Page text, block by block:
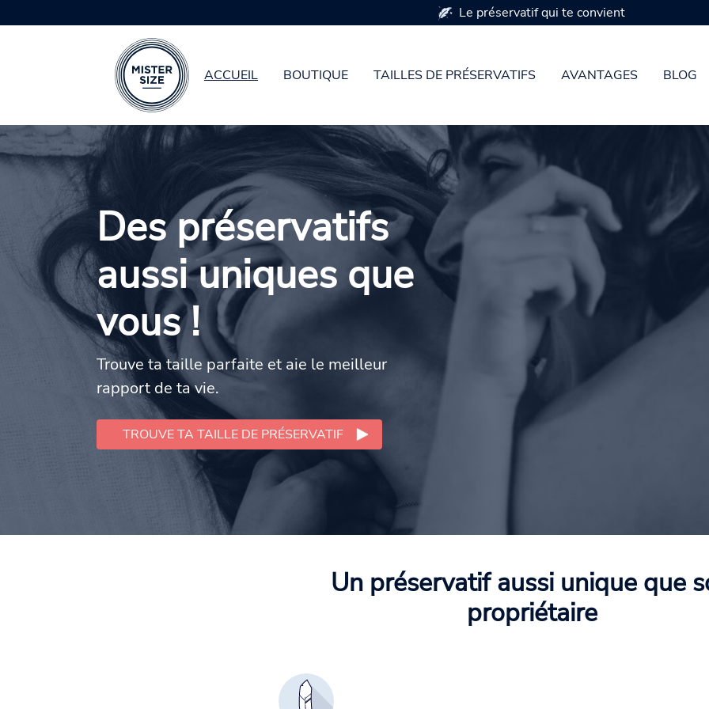
Aller au contenu principal
ACCUEIL BOUTIQUE TAILLES DE PRÉSERVATIFS AVANTAGES BLOG
Disponible en 7 tailles de préservatifs
Des préservatifs
aussi uniques que
vous !
Trouve ta taille parfaite et aie le meilleur
rapport de ta vie.
TROUVE TA TAILLE DE PRÉSERVATIF
Un préservatif aussi unique que
propriétaire